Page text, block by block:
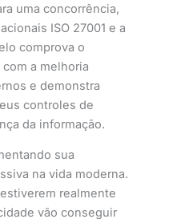
uma concorrência,
ISO 27001 e a
comprova o
a melhoria
e demonstra
controles de
da informação.
sua
na vida moderna.
realmente
vão conseguir